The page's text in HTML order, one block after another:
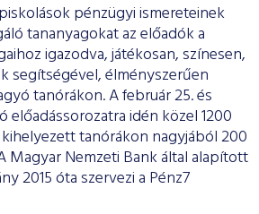
pénzügyi ismereteinek
tananyagokat az előadók a
igazodva, játékosan, színesen,
segítségével, élményszerűen
tanórákon. A február 25. és
előadássorozatra idén közel 1200
tanórákon nagyjából 200
Magyar Nemzeti Bank által alapított
2015 óta szervezi a Pénz7